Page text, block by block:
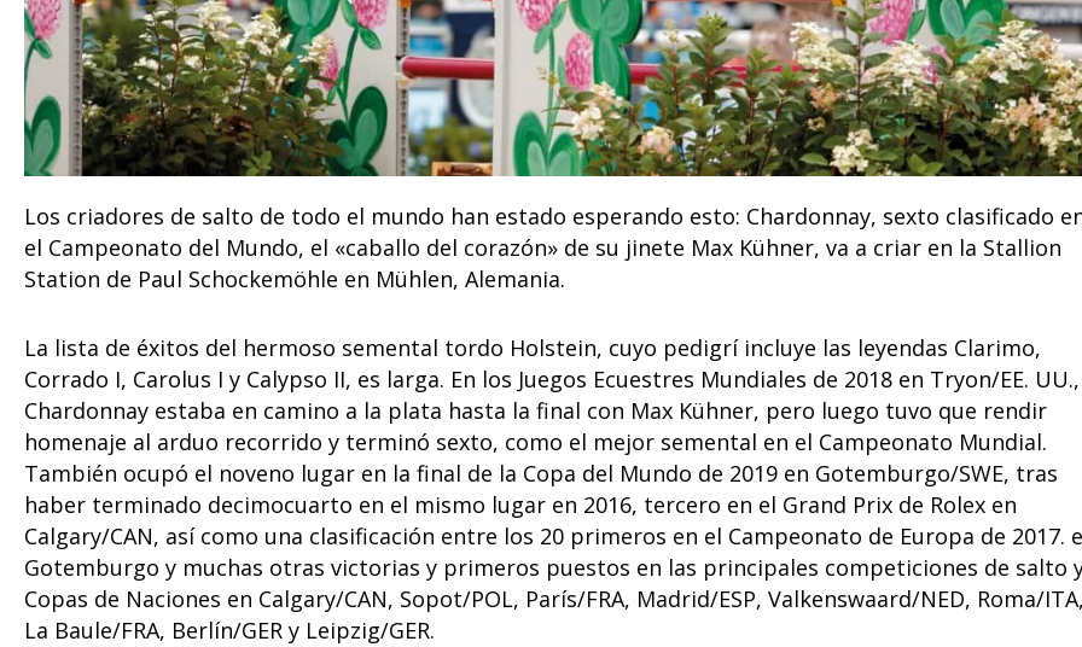
Los criadores de salto de todo el mundo han estado esperando esto: Chardonnay, sexto clasificado
el Campeonato del Mundo, el «caballo del corazón» de su jinete Max Kühner, va a criar en la Stallion
Station de Paul Schockemöhle en Mühlen, Alemania.
La lista de éxitos del hermoso semental tordo Holstein, cuyo pedigrí incluye las leyendas Clarimo,
Corrado I, Carolus I y Calypso II, es larga. En los Juegos Ecuestres Mundiales de 2018 en Tryon/EE. UU.,
Chardonnay estaba en camino a la plata hasta la final con Max Kühner, pero luego tuvo que rendir
homenaje al arduo recorrido y terminó sexto, como el mejor semental en el Campeonato Mundial.
También ocupó el noveno lugar en la final de la Copa del Mundo de 2019 en Gotemburgo/SWE, tras
haber terminado decimocuarto en el mismo lugar en 2016, tercero en el Grand Prix de Rolex en
Calgary/CAN, así como una clasificación entre los 20 primeros en el Campeonato de Europa de 2017.
Gotemburgo y muchas otras victorias y primeros puestos en las principales competiciones de salto
Copas de Naciones en Calgary/CAN, Sopot/POL, París/FRA, Madrid/ESP, Valkenswaard/NED, Roma/
La Baule/FRA, Berlín/GER y Leipzig/GER.